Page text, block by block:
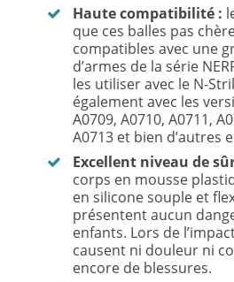
Haute compatibilité :
que ces balles pas
compatibles avec une
d’armes de la série
les utiliser avec le N-
également avec les
A0709, A0710, A0711,
A0713 et bien d’autres
Excellent niveau de
corps en mousse
en silicone souple et
présentent aucun
enfants. Lors de
causent ni douleur ni
encore de blessures.